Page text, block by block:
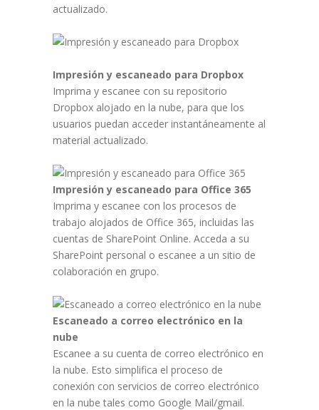
actualizado.
Impresión y escaneado para Dropbox
Imprima y escanee con su repositorio
Dropbox alojado en la nube, para que los
usuarios puedan acceder instantáneamente al
material actualizado.
Impresión y escaneado para Office 365
Imprima y escanee con los procesos de
trabajo alojados de Office 365, incluidas las
cuentas de SharePoint Online. Acceda a su
SharePoint personal o escanee a un sitio de
colaboración en grupo.
Escaneado a correo electrónico en la
nube
Escanee a su cuenta de correo electrónico en
la nube. Esto simplifica el proceso de
conexión con servicios de correo electrónico
en la nube tales como Google Mail/gmail.